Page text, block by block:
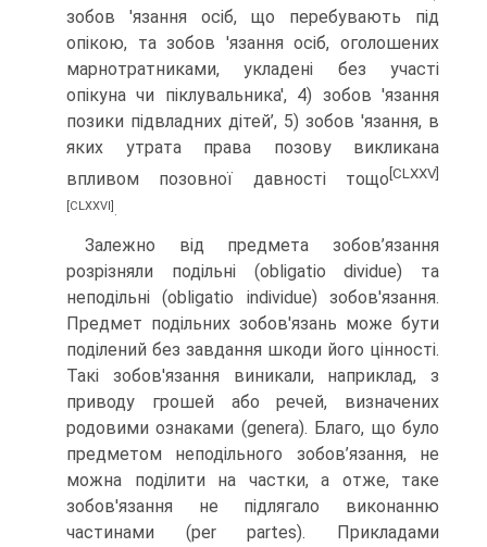
зобов 'язання осіб, що перебувають під
опікою, та зобов 'язання осіб, оголошених
марнотрат­никами, укладені без участі
опікуна чи піклувальника', 4) зобов 'язання
позики підвладних дітей’, 5) зобов 'язання, в
яких утрата права позову викликана
впливом позовної давності тощо [CLXXV]
[CLXXVI] .
Залежно від предмета зобов’язання
розрізняли подільні (obligatio dividue) та
неподільні (obligatio individue) зобов'язання.
Предмет подільних зобов'язань може бути
поділений без завдання шкоди його цінності.
Такі зобов'язання виникали, наприклад, з
приводу грошей або речей, визначених
родовими ознаками (genera). Благо, що було
предметом неподільного зобов’язання, не
можна поділити на частки, а отже, таке
зобов'язання не підлягало виконанню
частинами (per partes). Прикладами